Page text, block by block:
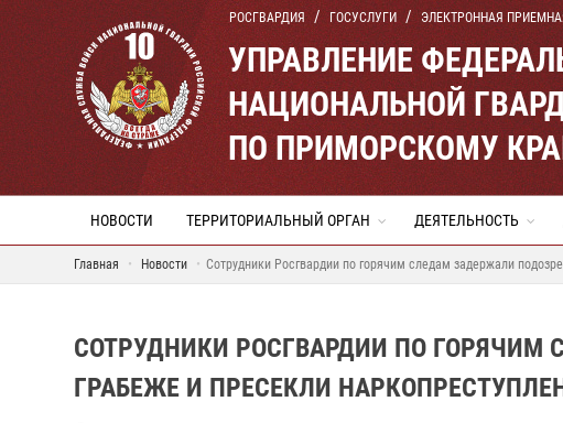
РОСГВАРДИЯ ГОСУСЛУГИ ЭЛЕКТРОННАЯ
УПРАВЛЕНИЕ
НАЦИОНАЛЬНОЙ
ПО ПРИМОРСКОМУ
НОВОСТИ ТЕРРИТОРИАЛЬНЫЙ ОРГАН ДЕЯТЕЛЬНОСТЬ
Главная Новости Сотрудники Росгвардии по горячим следам задержали
СОТРУДНИКИ РОСГВАРДИИ ПО
ГРАБЕЖЕ И ПРЕСЕКЛИ